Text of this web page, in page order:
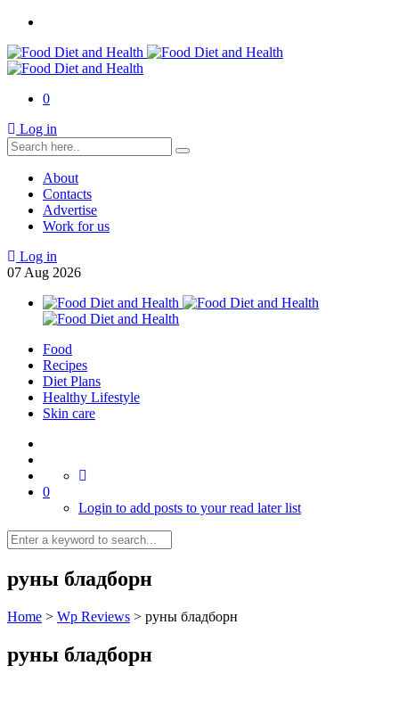
0
Log in
About
Contacts
Advertise
Work for us
Log in
07 Aug 2026
Food
Recipes
Diet Plans
Healthy Lifestyle
Skin care
0
Login to add posts to your read later list
руны бладборн
Home > Wp Reviews > руны бладборн
руны бладборн